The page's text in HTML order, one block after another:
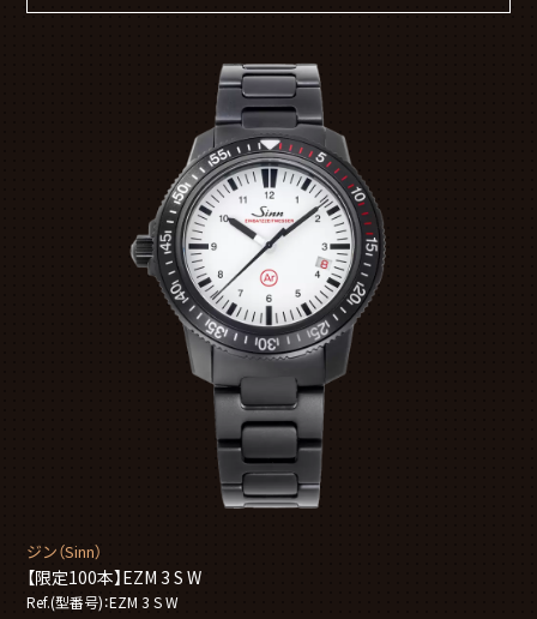
ジン（Sinn）
【限定100本】EZM 3 S W
Ref.(型番号)：EZM 3 S W